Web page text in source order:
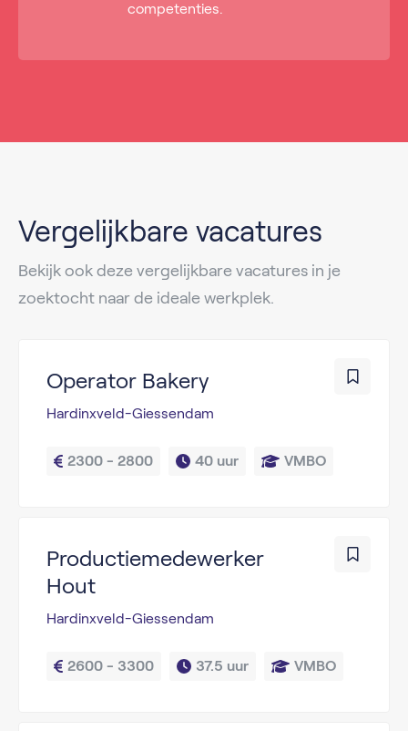
competenties.
Vergelijkbare vacatures
Bekijk ook deze vergelijkbare vacatures in je
zoektocht naar de ideale werkplek.
Operator Bakery
Hardinxveld-Giessendam
2300 - 2800 40 uur VMBO
Productiemedewerker
Hout
Hardinxveld-Giessendam
2600 - 3300 37.5 uur VMBO